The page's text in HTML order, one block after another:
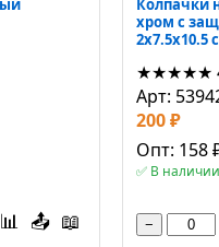
📊 📤 📖
Колпачки
хром с
2x7.5x10.5
★★★★★
Арт:
200 ₽
Опт: 158
✅ В
−